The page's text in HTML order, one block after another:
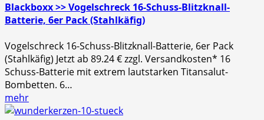
Blackboxx >> Vogelschreck 16-Schuss-Blitzknall-
Batterie, 6er Pack (Stahlkäfig)
Vogelschreck 16-Schuss-Blitzknall-Batterie, 6er Pack
(Stahlkäfig) Jetzt ab 89.24 € zzgl. Versandkosten* 16
Schuss-Batterie mit extrem lautstarken Titansalut-
Bombetten. 6…
mehr